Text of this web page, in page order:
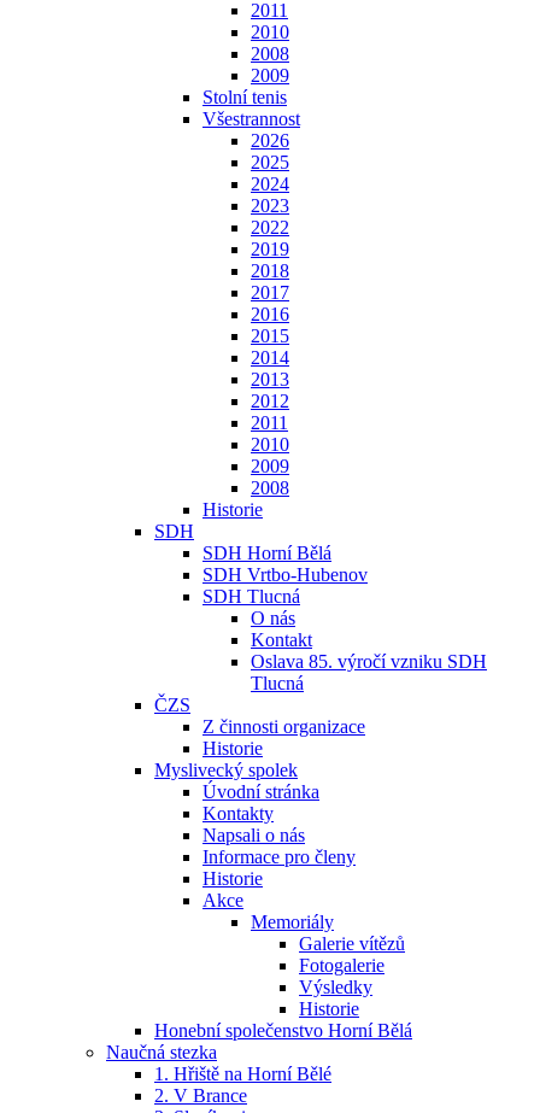
2011
2010
2008
2009
Stolní tenis
Všestrannost
2026
2025
2024
2023
2022
2019
2018
2017
2016
2015
2014
2013
2012
2011
2010
2009
2008
Historie
SDH
SDH Horní Bělá
SDH Vrtbo-Hubenov
SDH Tlucná
O nás
Kontakt
Oslava 85. výročí vzniku SDH
Tlucná
ČZS
Z činnosti organizace
Historie
Myslivecký spolek
Úvodní stránka
Kontakty
Napsali o nás
Informace pro členy
Historie
Akce
Memoriály
Galerie vítězů
Fotogalerie
Výsledky
Historie
Honební společenstvo Horní Bělá
Naučná stezka
1. Hřiště na Horní Bělé
2. V Brance